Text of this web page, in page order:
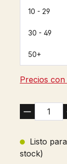
10 - 29
30 - 49
50+
Precios
Listo
stock)